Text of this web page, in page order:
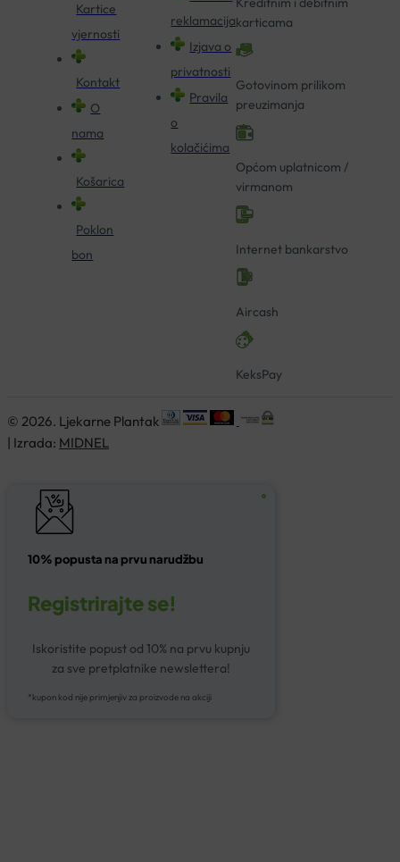
Kartice
vjernosti
Kontakt
O
nama
Košarica
Poklon
bon
reklamacija
Izjava o
privatnosti
Pravila
o
kolačićima
karticama
Gotovinom prilikom
preuzimanja
Općom uplatnicom /
virmanom
Internet bankarstvo
Aircash
KeksPay
© 2026. Ljekarne Plantak
| Izrada: MIDNEL
10% popusta na prvu narudžbu
Registrirajte se!
Iskoristite popust od 10% na prvu kupnju
za sve pretplatnike newslettera!
*kupon kod nije primjenjiv za proizvode na akciji